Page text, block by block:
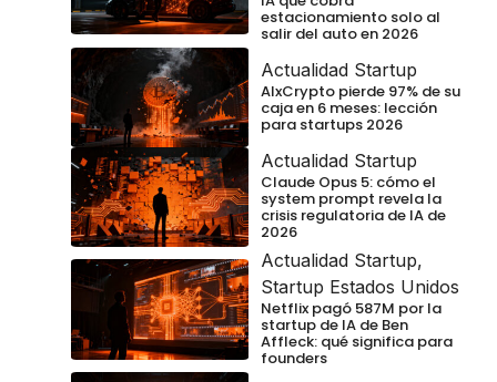
estacionamiento solo al
salir del auto en 2026
Actualidad Startup
AIxCrypto pierde 97% de su
caja en 6 meses: lección
para startups 2026
Actualidad Startup
Claude Opus 5: cómo el
system prompt revela la
crisis regulatoria de IA de
2026
Actualidad Startup,
Startup Estados Unidos
Netflix pagó 587M por la
startup de IA de Ben
Affleck: qué significa para
founders